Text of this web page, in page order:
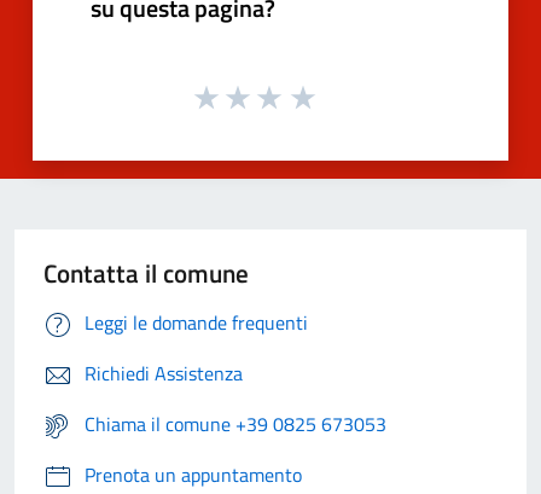
Contatta il comune
Leggi le domande frequenti
Richiedi Assistenza
Chiama il comune +39 0825 673053
Prenota un appuntamento